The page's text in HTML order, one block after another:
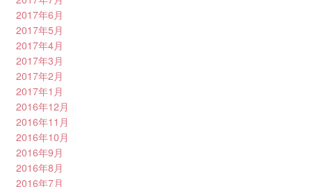
2017年6月
2017年5月
2017年4月
2017年3月
2017年2月
2017年1月
2016年12月
2016年11月
2016年10月
2016年9月
2016年8月
2016年7月